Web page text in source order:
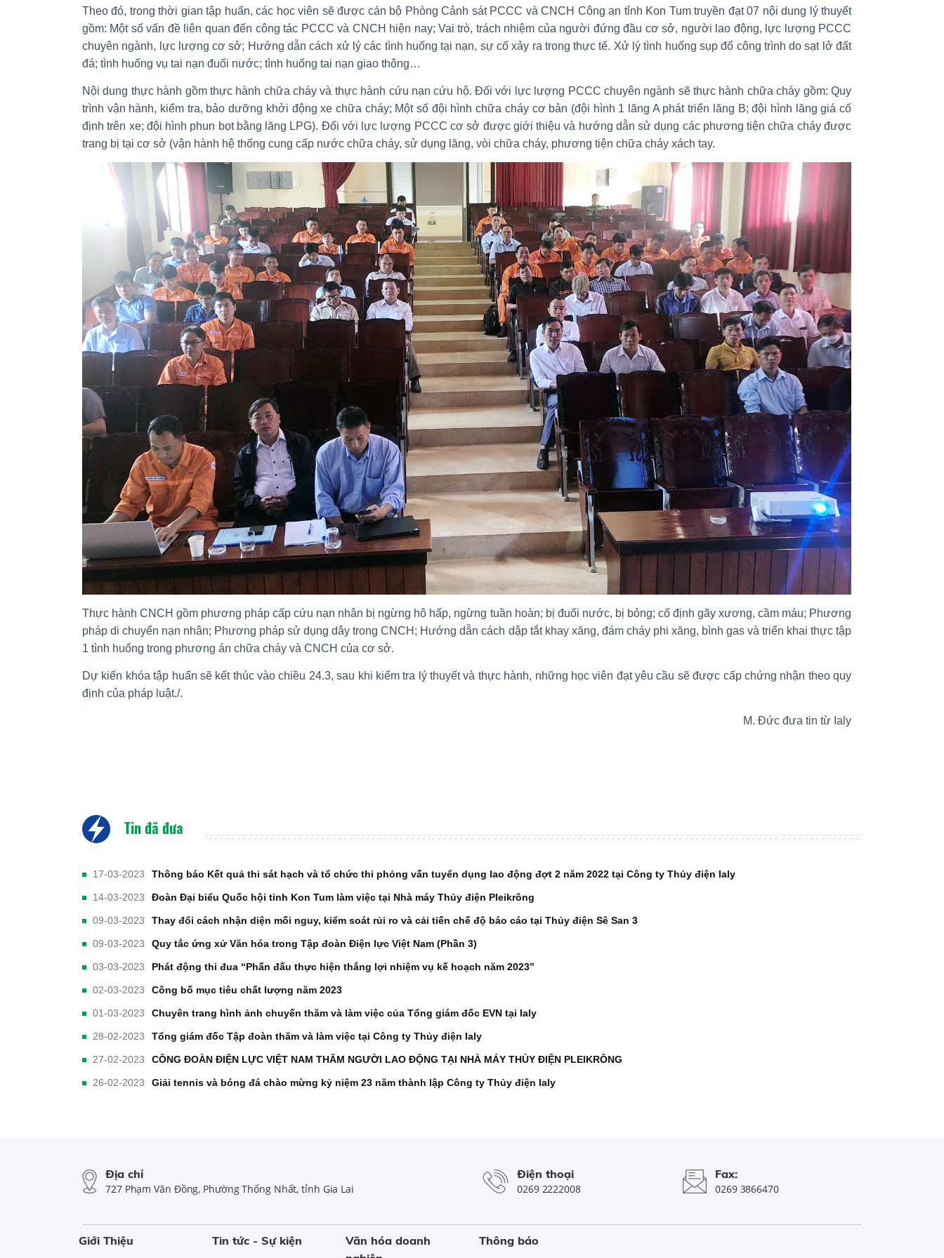
Theo đó, trong thời gian tập huấn, các học viên sẽ được cán bộ Phòng Cảnh sát PCCC và CNCH Công an tỉnh Kon Tum truyền đạt 07 nội dung lý thuyết
gồm: Một số vấn đề liên quan đến công tác PCCC và CNCH hiện nay; Vai trò, trách nhiệm của người đứng đầu cơ sở, người lao động, lực lượng PCCC
chuyên ngành, lực lượng cơ sở; Hướng dẫn cách xử lý các tình huống tại nạn, sự cố xảy ra trong thực tế. Xử lý tình huống sụp đổ công trình do sạt lở đất
đá; tình huống vụ tai nạn đuối nước; tình huống tai nạn giao thông…
Nội dung thực hành gồm thực hành chữa cháy và thực hành cứu nạn cứu hộ. Đối với lực lượng PCCC chuyên ngành sẽ thực hành chữa cháy gồm: Quy
trình vận hành, kiểm tra, bảo dưỡng khởi động xe chữa cháy; Một số đội hình chữa cháy cơ bản (đội hình 1 lăng A phát triển lăng B; đội hình lăng giá cố
định trên xe; đội hình phun bọt bằng lăng LPG). Đối với lực lượng PCCC cơ sở được giới thiệu và hướng dẫn sử dụng các phương tiện chữa cháy được
trang bị tại cơ sở (vận hành hệ thống cung cấp nước chữa cháy, sử dụng lăng, vòi chữa cháy, phương tiện chữa cháy xách tay.
Thực hành CNCH gồm phương pháp cấp cứu nạn nhân bị ngừng hô hấp, ngừng tuần hoàn; bị đuối nước, bị bỏng; cố định gãy xương, cầm máu; Phương
pháp di chuyển nạn nhân; Phương pháp sử dụng dây trong CNCH; Hướng dẫn cách dập tắt khay xăng, đám cháy phi xăng, bình gas và triển khai thực tập
1 tình huống trong phương án chữa cháy và CNCH của cơ sở.
Dự kiến khóa tập huấn sẽ kết thúc vào chiều 24.3, sau khi kiểm tra lý thuyết và thực hành, những học viên đạt yêu cầu sẽ được cấp chứng nhận theo quy
định của pháp luật./.
M. Đức đưa tin từ Ialy
Tin đã đưa
17-03-2023 Thông báo Kết quả thi sát hạch và tổ chức thi phỏng vấn tuyển dụng lao động đợt 2 năm 2022 tại Công ty Thủy điện Ialy
14-03-2023 Đoàn Đại biểu Quốc hội tỉnh Kon Tum làm việc tại Nhà máy Thủy điện Pleikrông
09-03-2023 Thay đổi cách nhận diện mối nguy, kiểm soát rủi ro và cải tiến chế độ báo cáo tại Thủy điện Sê San 3
09-03-2023 Quy tắc ứng xử Văn hóa trong Tập đoàn Điện lực Việt Nam (Phần 3)
03-03-2023 Phát động thi đua “Phấn đấu thực hiện thắng lợi nhiệm vụ kế hoạch năm 2023”
02-03-2023 Công bố mục tiêu chất lượng năm 2023
01-03-2023 Chuyên trang hình ảnh chuyến thăm và làm việc của Tổng giám đốc EVN tại Ialy
28-02-2023 Tổng giám đốc Tập đoàn thăm và làm việc tại Công ty Thủy điện Ialy
27-02-2023 CÔNG ĐOÀN ĐIỆN LỰC VIỆT NAM THĂM NGƯỜI LAO ĐỘNG TẠI NHÀ MÁY THỦY ĐIỆN PLEIKRÔNG
26-02-2023 Giải tennis và bóng đá chào mừng kỷ niệm 23 năm thành lập Công ty Thủy điện Ialy
Địa chỉ
727 Phạm Văn Đồng, Phường Thống Nhất, tỉnh Gia Lai
Điện thoại
0269 2222008
Fax:
0269 3866470
Giới Thiệu Tin tức - Sự kiện
Văn hóa doanh
Thông báo